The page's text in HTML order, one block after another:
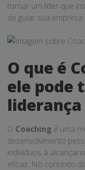
tornar um líder que
de guiar sua
O que é
ele pode
liderança
O Coaching é uma
desenvolvimento
indivíduos a
eficaz. No contexto